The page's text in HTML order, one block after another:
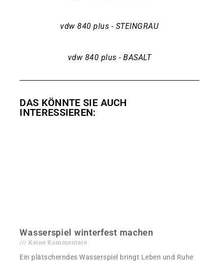
vdw 840 plus - STEINGRAU
vdw 840 plus - BASALT
DAS KÖNNTE SIE AUCH
INTERESSIEREN:
Wasserspiel winterfest machen
Keine Kommentare
Ein plätscherndes Wasserspiel bringt Leben und Ruhe